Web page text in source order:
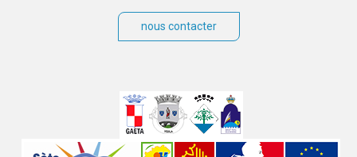
nous contacter